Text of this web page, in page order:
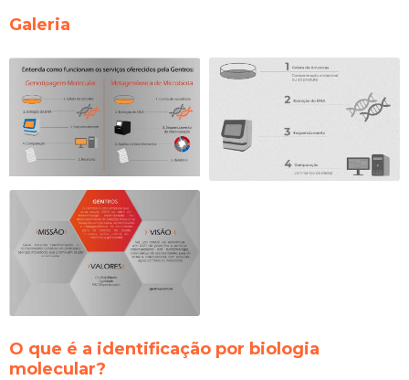
Galeria
O que é a identificação por biologia
molecular?